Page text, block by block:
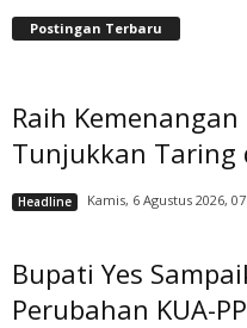
Postingan Terbaru
Raih Kemenangan
Tunjukkan Taring
Headline Kamis, 6 Agustus 2026,
Bupati Yes
Perubahan KUA-